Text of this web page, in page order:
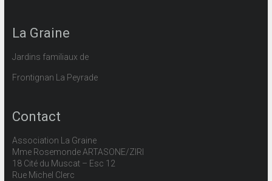
La Graine
Jardins familiaux de
Frontignan La Peyrade
Contact
Association La Graine
Mme Rosemonde ARTASONE/ZIRI
18 Cité du Muscat – Esc 12
Rue Michel Clerc